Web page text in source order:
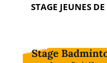
STAGE JEUNES DE